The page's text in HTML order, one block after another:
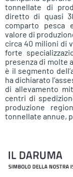
tonnellate di
diretto di quasi
comparto pesca
valore di
circa 40 milioni di
forte
presenza di molte
è il segmento
ha dichiarato
di allevamento
centri di
produzione
tonnellate annue,